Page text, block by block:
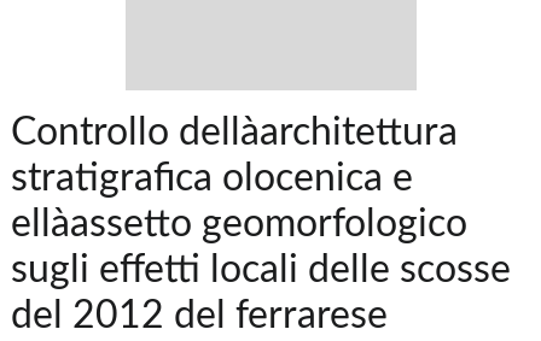
Controllo dellàarchitettura
stratigrafica olocenica e
ellàassetto geomorfologico
sugli effetti locali delle scosse
del 2012 del ferrarese